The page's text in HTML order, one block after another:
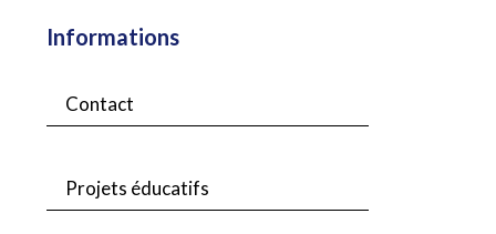
Informations
Contact
Projets éducatifs